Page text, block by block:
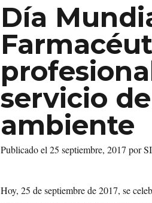
Día
servicio
ambiente
Publicado el 25 septiembre, 2017 por
Hoy, 25 de septiembre de 2017, se